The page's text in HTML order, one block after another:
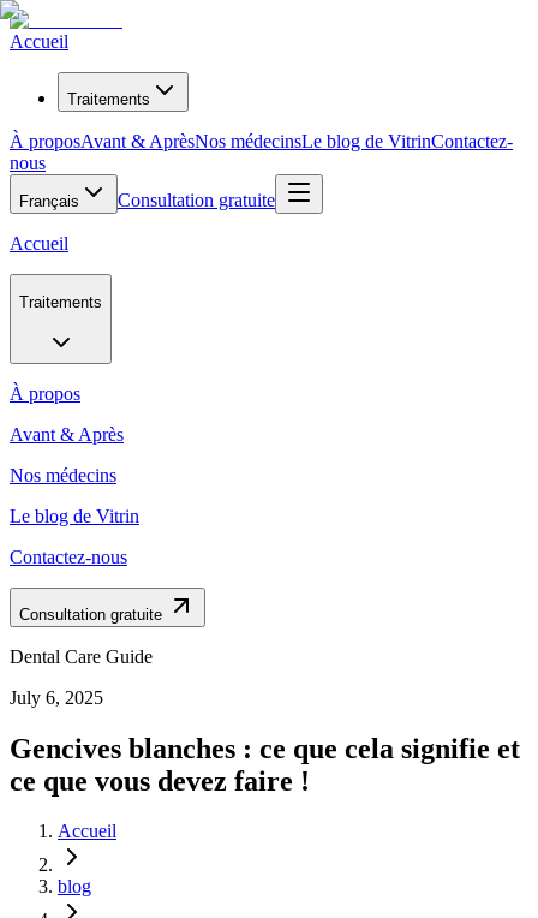
Accueil
Traitements
À proposAvant & AprèsNos médecinsLe blog de VitrinContactez-
nous
Français Consultation gratuite
Accueil
Traitements
À propos
Avant & Après
Nos médecins
Le blog de Vitrin
Contactez-nous
Consultation gratuite
Dental Care Guide
July 6, 2025
Gencives blanches : ce que cela signifie et
ce que vous devez faire !
Accueil
blog